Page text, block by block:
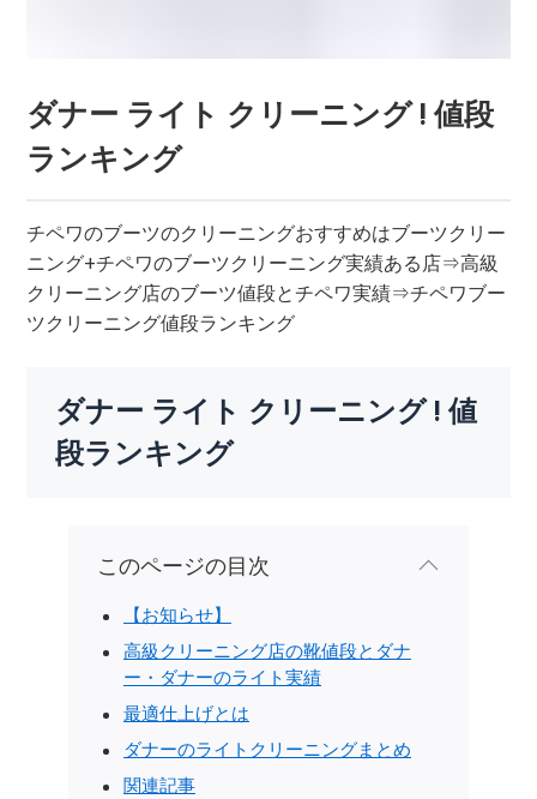
ダナー ライト クリーニング ! 値段
ランキング
チペワのブーツのクリーニングおすすめはブーツクリー
ニング+チペワのブーツクリーニング実績ある店⇒高級
クリーニング店のブーツ値段とチペワ実績⇒チペワブー
ツクリーニング値段ランキング
ダナー ライト クリーニング ! 値
段ランキング
このページの目次
【お知らせ】
高級クリーニング店の靴値段とダナ
ー・ダナーのライト実績
最適仕上げとは
ダナーのライトクリーニングまとめ
関連記事